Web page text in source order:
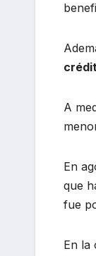
A
En
que
fue
En la